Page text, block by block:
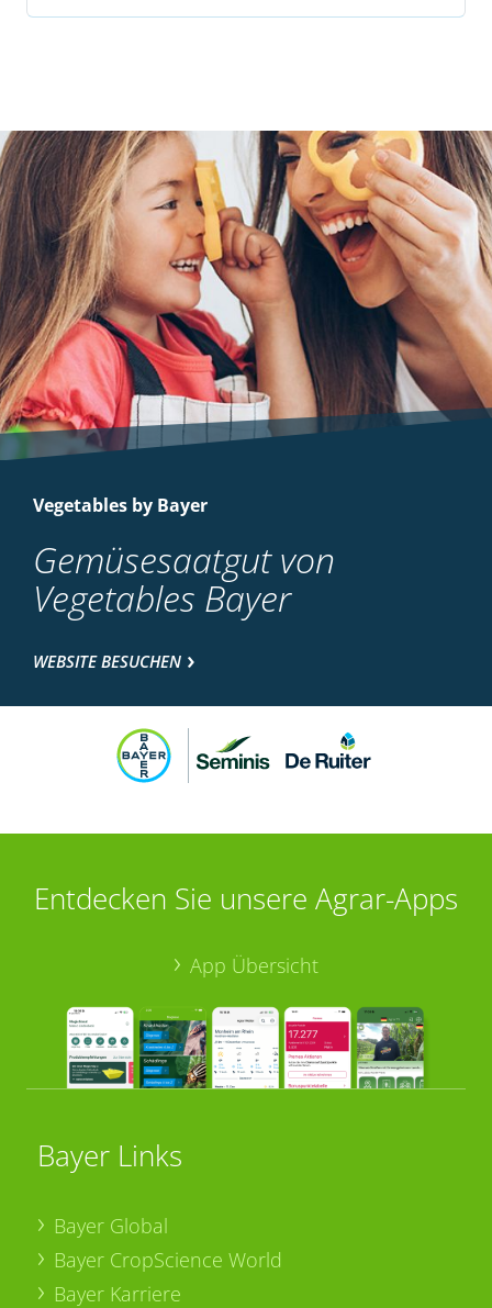
Vegetables by Bayer
Gemüsesaatgut von
Vegetables Bayer
WEBSITE BESUCHEN
Entdecken Sie unsere Agrar-Apps
App Übersicht
Bayer Links
Bayer Global
Bayer CropScience World
Bayer Karriere